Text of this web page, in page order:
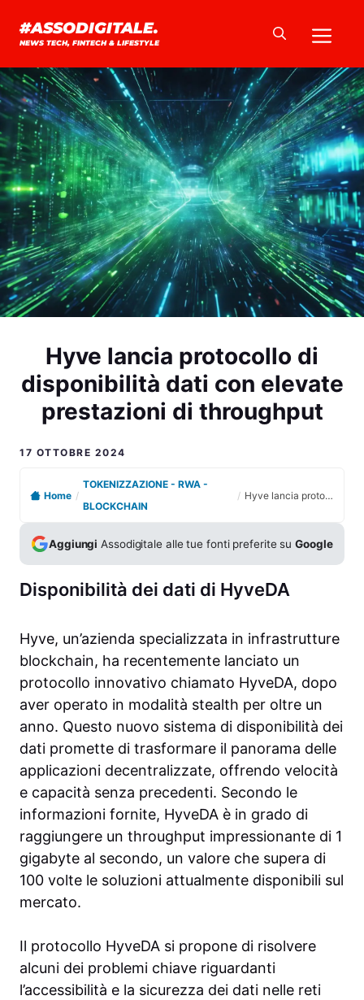
#ASSODIGITALE.
NEWS TECH, FINTECH & LIFESTYLE
Hyve lancia protocollo di
disponibilità dati con elevate
prestazioni di throughput
17 OTTOBRE 2024
Home /
TOKENIZZAZIONE - RWA -
BLOCKCHAIN
/ Hyve lancia protocollo di disponibilità dati con elevate prestazioni di throughput
Aggiungi Assodigitale alle tue fonti preferite suGoogle
Disponibilità dei dati di HyveDA
Hyve, un’azienda specializzata in infrastrutture
blockchain, ha recentemente lanciato un
protocollo innovativo chiamato HyveDA, dopo
aver operato in modalità stealth per oltre un
anno. Questo nuovo sistema di disponibilità dei
dati promette di trasformare il panorama delle
applicazioni decentralizzate, offrendo velocità
e capacità senza precedenti. Secondo le
informazioni fornite, HyveDA è in grado di
raggiungere un throughput impressionante di 1
gigabyte al secondo, un valore che supera di
100 volte le soluzioni attualmente disponibili sul
mercato.
Il protocollo HyveDA si propone di risolvere
alcuni dei problemi chiave riguardanti
l’accessibilità e la sicurezza dei dati nelle reti